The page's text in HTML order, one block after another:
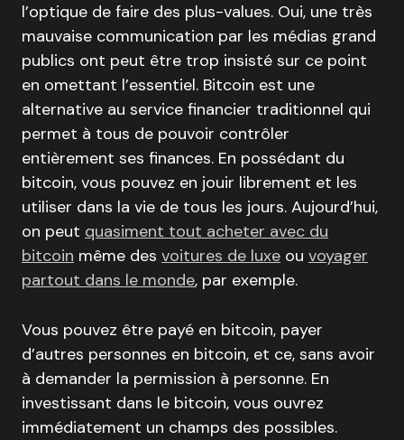
l’optique de faire des plus-values. Oui, une très
mauvaise communication par les médias grand
publics ont peut être trop insisté sur ce point
en omettant l’essentiel. Bitcoin est une
alternative au service financier traditionnel qui
permet à tous de pouvoir contrôler
entièrement ses finances. En possédant du
bitcoin, vous pouvez en jouir librement et les
utiliser dans la vie de tous les jours. Aujourd’hui,
on peut quasiment tout acheter avec du
bitcoin même des voitures de luxe ou voyager
partout dans le monde, par exemple.
Vous pouvez être payé en bitcoin, payer
d’autres personnes en bitcoin, et ce, sans avoir
à demander la permission à personne. En
investissant dans le bitcoin, vous ouvrez
immédiatement un champs des possibles.